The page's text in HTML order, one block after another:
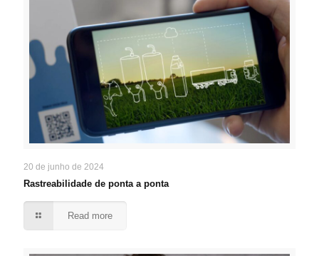
20 de junho de 2024
Rastreabilidade de ponta a ponta
Read more